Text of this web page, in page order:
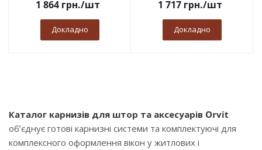
1 864 грн./шт
Докладно
1 717 грн./шт
Докладно
Каталог карнизів для штор та аксесуарів Orvit
об’єднує готові карнизні системи та комплектуючі для
комплексного оформлення вікон у житлових і